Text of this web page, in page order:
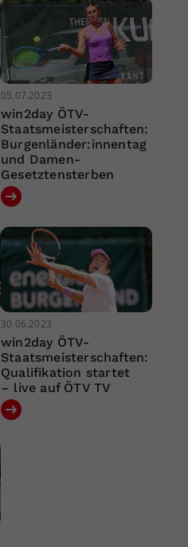
05.07.2023
win2day ÖTV-
Staatsmeisterschaften:
Burgenländer:innentag
und Damen-
Gesetztensterben
30.06.2023
win2day ÖTV-
Staatsmeisterschaften:
Qualifikation startet
– live auf ÖTV TV